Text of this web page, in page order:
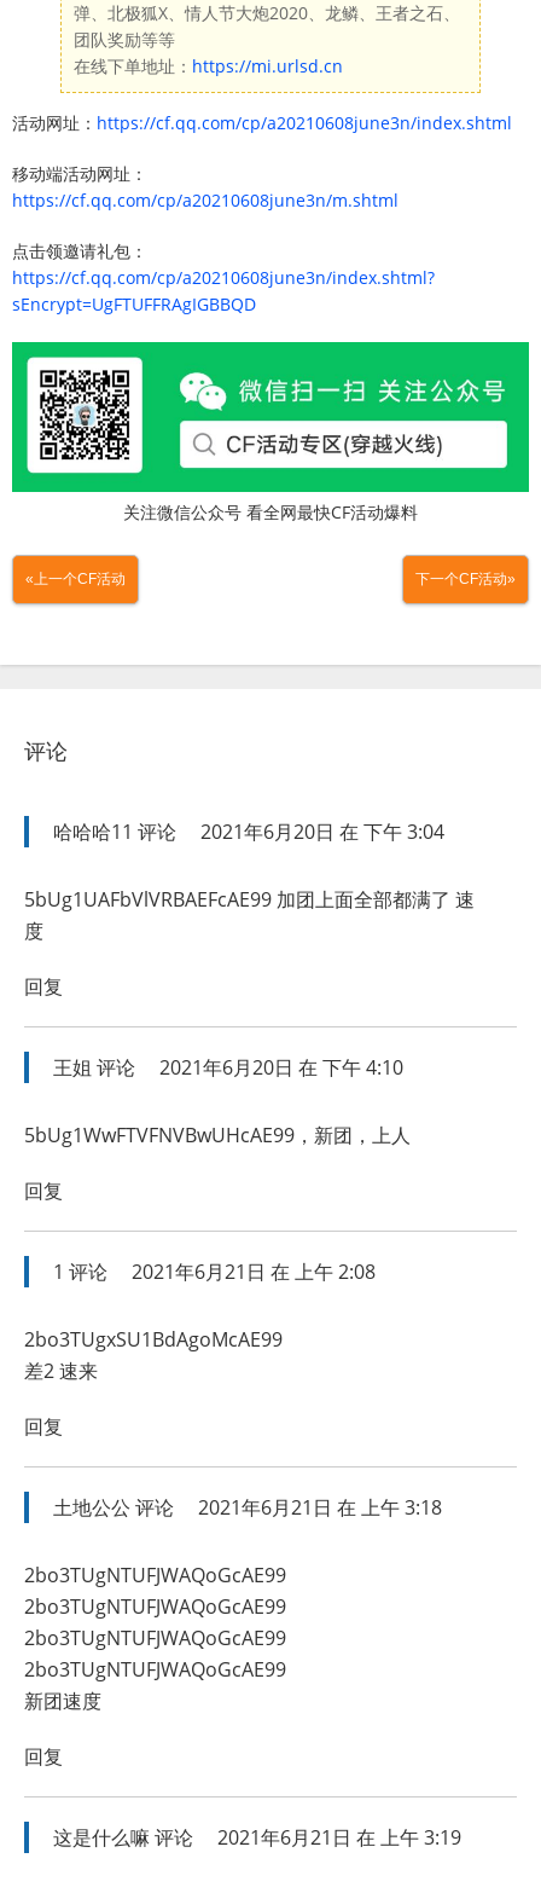
弹、北极狐X、情人节大炮2020、龙鳞、王者之石、
团队奖励等等
在线下单地址： https://mi.urlsd.cn
活动网址： https://cf.qq.com/cp/a20210608june3n/index.shtml
移动端活动网址：
https://cf.qq.com/cp/a20210608june3n/m.shtml
点击领邀请礼包：
https://cf.qq.com/cp/a20210608june3n/index.shtml?
sEncrypt=UgFTUFFRAgIGBBQD
关注微信公众号 看全网最快CF活动爆料
«上一个CF活动 下一个CF活动»
评论
哈哈哈11 评论 2021年6月20日 在 下午 3:04
5bUg1UAFbVlVRBAEFcAE99 加团上面全部都满了 速
度
回复
王姐 评论 2021年6月20日 在 下午 4:10
5bUg1WwFTVFNVBwUHcAE99，新团，上人
回复
1 评论 2021年6月21日 在 上午 2:08
2bo3TUgxSU1BdAgoMcAE99
差2 速来
回复
土地公公 评论 2021年6月21日 在 上午 3:18
2bo3TUgNTUFJWAQoGcAE99
2bo3TUgNTUFJWAQoGcAE99
2bo3TUgNTUFJWAQoGcAE99
2bo3TUgNTUFJWAQoGcAE99
新团速度
回复
这是什么嘛评论 2021年6月21日 在 上午 3:19